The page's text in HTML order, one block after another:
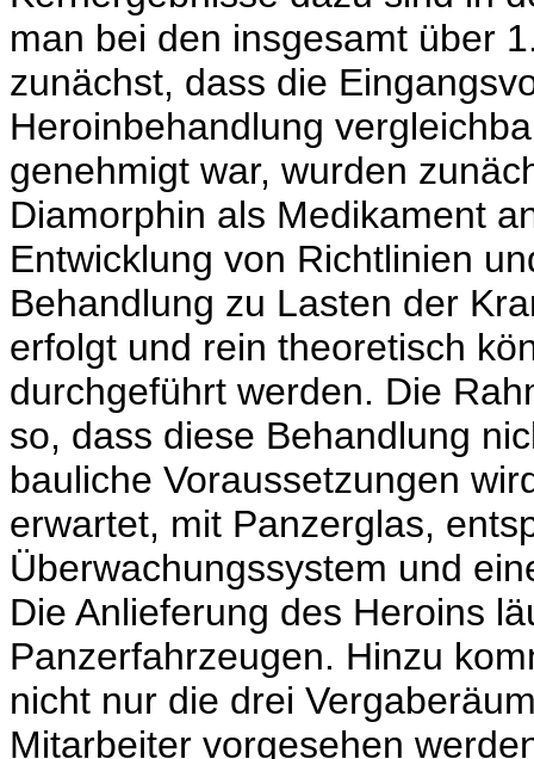
man bei den insgesamt über
zunächst, dass die
Heroinbehandlung
genehmigt war, wurden
Diamorphin als Medikament
Entwicklung von Richtlinien
Behandlung zu Lasten der
erfolgt und rein theoretisch
durchgeführt werden. Die
so, dass diese Behandlung
bauliche Voraussetzungen
erwartet, mit Panzerglas,
Überwachungssystem und
Die Anlieferung des Heroins
Panzerfahrzeugen. Hinzu
nicht nur die drei
Mitarbeiter vorgesehen